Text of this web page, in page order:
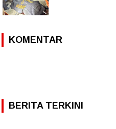
KOMENTAR
BERITA TERKINI